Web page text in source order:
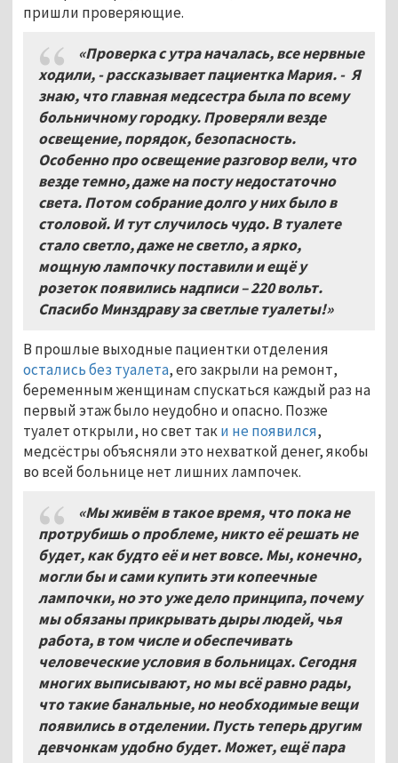
пришли проверяющие.
«Проверка с утра началась, все нервные
ходили, - рассказывает пациентка Мария. - Я
знаю, что главная медсестра была по всему
больничному городку. Проверяли везде
освещение, порядок, безопасность.
Особенно про освещение разговор вели, что
везде темно, даже на посту недостаточно
света. Потом собрание долго у них было в
столовой. И тут случилось чудо. В туалете
стало светло, даже не светло, а ярко,
мощную лампочку поставили и ещё у
розеток появились надписи – 220 вольт.
Спасибо Минздраву за светлые туалеты!»
В прошлые выходные пациентки отделения
остались без туалета, его закрыли на ремонт,
беременным женщинам спускаться каждый раз на
первый этаж было неудобно и опасно. Позже
туалет открыли, но свет таки не появился,
медсёстры объясняли это нехваткой денег, якобы
во всей больнице нет лишних лампочек.
«Мы живём в такое время, что пока не
протрубишь о проблеме, никто её решать не
будет, как будто её и нет вовсе. Мы, конечно,
могли бы и сами купить эти копеечные
лампочки, но это уже дело принципа, почему
мы обязаны прикрывать дыры людей, чья
работа, в том числе и обеспечивать
человеческие условия в больницах. Сегодня
многих выписывают, но мы всё равно рады,
что такие банальные, но необходимые вещи
появились в отделении. Пусть теперь другим
девчонкам удобно будет. Может, ещё пара